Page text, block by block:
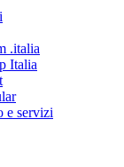
.italia
Italia
e servizi